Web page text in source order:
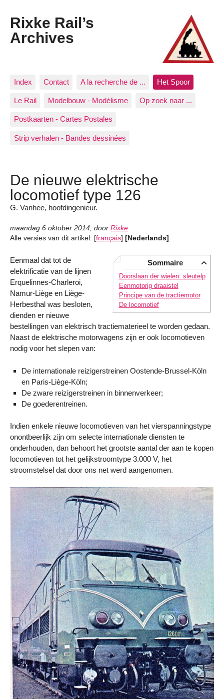
Rixke Rail’s
Archives
Index Contact A la recherche de ... Het Spoor
Le Rail Modelbouw - Modélisme Op zoek naar ...
Postkaarten - Cartes Postales
Strip verhalen - Bandes dessinées
De nieuwe elektrische
locomotief type 126
G. Vanhee, hoofdingenieur.
maandag 6 oktober 2014, door Rixke
Alle versies van dit artikel: [français] [Nederlands]
Sommaire
Doorslaan der wielen: sleutelp
Eenmotorig draaistel
Principe van de tractiemotor
De locomotief
Eenmaal dat tot de
elektrificatie van de lijnen
Erquelinnes-Charleroi,
Namur-Liège en Liège-
Herbesthal was besloten,
dienden er nieuwe
bestellingen van elektrisch tractiematerieel te worden gedaan.
Naast de elektrische motorwagens zijn er ook locomotieven
nodig voor het slepen van:
De internationale reizigerstreinen Oostende-Brussel-Köln
en Paris-Liège-Köln;
De zware reizigerstreinen in binnenverkeer;
De goederentreinen.
Indien enkele nieuwe locomotieven van het vierspanningstype
onontbeerlijk zijn om selecte internationale diensten te
onderhouden, dan behoort het grootste aantal der aan te kopen
locomotieven tot het gelijkstroomtype 3.000 V, het
stroomstelsel dat door ons net werd aangenomen.